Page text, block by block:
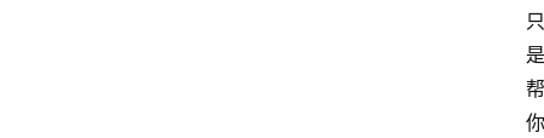
只
是
帮
你